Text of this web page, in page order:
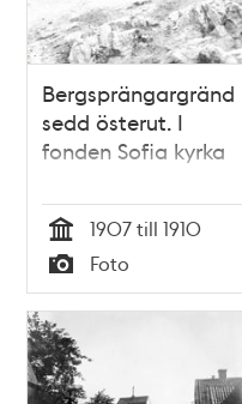
Bergsprängargränd
sedd österut. I
fonden Sofia kyrka
Tid
1907 till 1910
Typ
Foto